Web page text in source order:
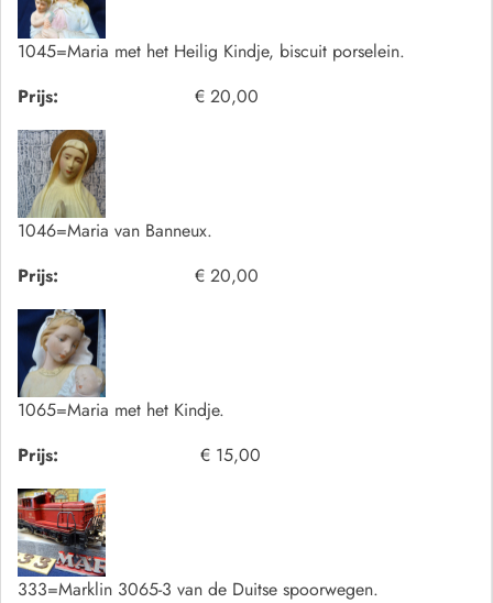
1045=Maria met het Heilig Kindje, biscuit porselein.
Prijs:
€ 20,00
1046=Maria van Banneux.
Prijs:
€ 20,00
1065=Maria met het Kindje.
Prijs:
€ 15,00
333=Marklin 3065-3 van de Duitse spoorwegen.